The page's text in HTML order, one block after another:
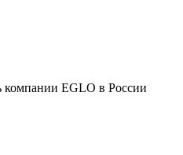
компании EGLO в России